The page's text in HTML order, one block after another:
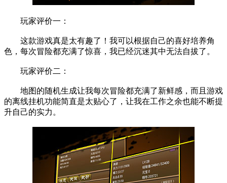
玩家评价一：
这款游戏真是太有趣了！我可以根据自己的喜好培养角
色，每次冒险都充满了惊喜，我已经沉迷其中无法自拔了。
玩家评价二：
地图的随机生成让我每次冒险都充满了新鲜感，而且游戏
的离线挂机功能简直是太贴心了，让我在工作之余也能不断提
升自己的实力。